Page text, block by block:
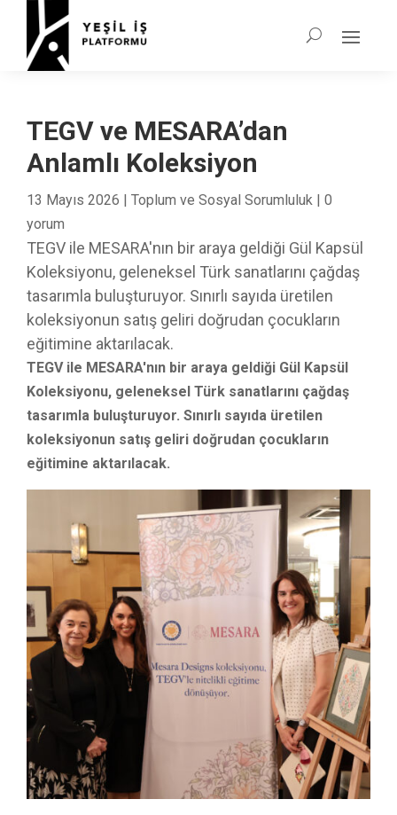
TEGV ve MESARA’dan
Anlamlı Koleksiyon
13 Mayıs 2026 | Toplum ve Sosyal Sorumluluk | 0
yorum
TEGV ile MESARA'nın bir araya geldiği Gül Kapsül
Koleksiyonu, geleneksel Türk sanatlarını çağdaş
tasarımla buluşturuyor. Sınırlı sayıda üretilen
koleksiyonun satış geliri doğrudan çocukların
eğitimine aktarılacak.
TEGV ile MESARA'nın bir araya geldiği Gül Kapsül
Koleksiyonu, geleneksel Türk sanatlarını çağdaş
tasarımla buluşturuyor. Sınırlı sayıda üretilen
koleksiyonun satış geliri doğrudan çocukların
eğitimine aktarılacak.